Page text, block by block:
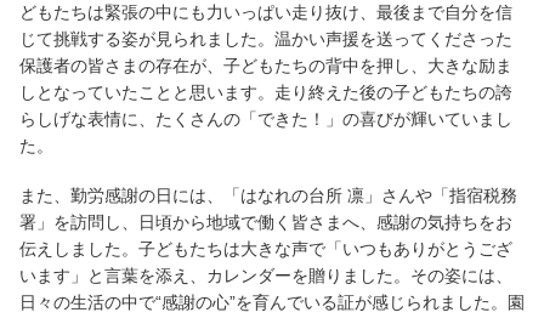
どもたちは緊張の中にも力いっぱい走り抜け、最後まで自分を信
じて挑戦する姿が見られました。温かい声援を送ってくださった
保護者の皆さまの存在が、子どもたちの背中を押し、大きな励ま
しとなっていたことと思います。走り終えた後の子どもたちの誇
らしげな表情に、たくさんの「できた！」の喜びが輝いていまし
た。
また、勤労感謝の日には、「はなれの台所 凛」さんや「指宿税務
署」を訪問し、日頃から地域で働く皆さまへ、感謝の気持ちをお
伝えしました。子どもたちは大きな声で「いつもありがとうござ
います」と言葉を添え、カレンダーを贈りました。その姿には、
日々の生活の中で“感謝の心”を育んでいる証が感じられました。園